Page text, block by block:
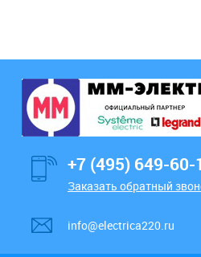
+7 (495) 649-60-
Заказать обратный
info@electrica220.ru